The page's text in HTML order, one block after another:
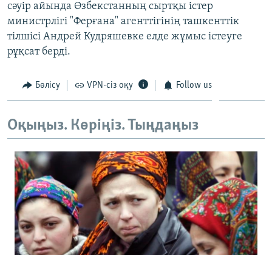
сәуір айында Өзбекстанның сыртқы істер
министрлігі "Ферғана" агенттігінің ташкенттік
тілшісі Андрей Кудряшевке елде жұмыс істеуге
рұқсат берді.
Бөлісу VPN-сіз оқу Follow us
Оқыңыз. Көріңіз. Тыңдаңыз